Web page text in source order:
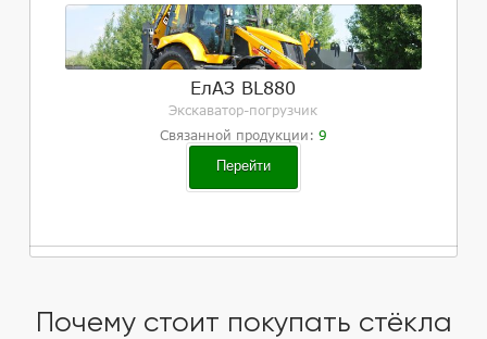
ЕлАЗ BL880
Экскаватор-погрузчик
Связанной продукции: 9
Перейти
Почему стоит покупать стёкла